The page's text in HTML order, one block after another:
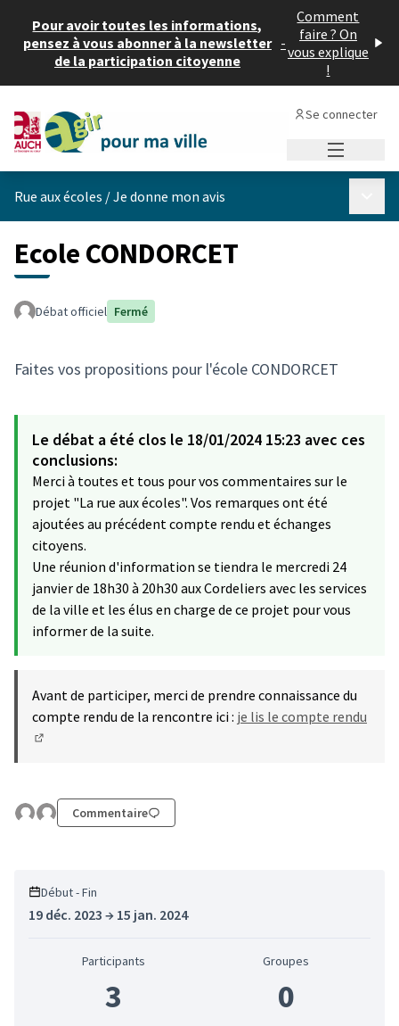
Pour avoir toutes les informations,
pensez à vous abonner à la newsletter
de la participation citoyenne
-
Comment
faire ? On
vous explique
!
Se connecter
Rue aux écoles /Je donne mon avis
Ecole CONDORCET
Débat officiel Fermé
Faites vos propositions pour l'école CONDORCET
Le débat a été clos le 18/01/2024 15:23 avec ces
conclusions:
Merci à toutes et tous pour vos commentaires sur le
projet "La rue aux écoles". Vos remarques ont été
ajoutées au précédent compte rendu et échanges
citoyens.
Une réunion d'information se tiendra le mercredi 24
janvier de 18h30 à 20h30 aux Cordeliers avec les services
de la ville et les élus en charge de ce projet pour vous
informer de la suite.
Avant de participer, merci de prendre connaissance du
compte rendu de la rencontre ici : je lis le compte rendu
Commentaire
Début - Fin
19 déc. 2023 → 15 jan. 2024
Participants
3
Groupes
0